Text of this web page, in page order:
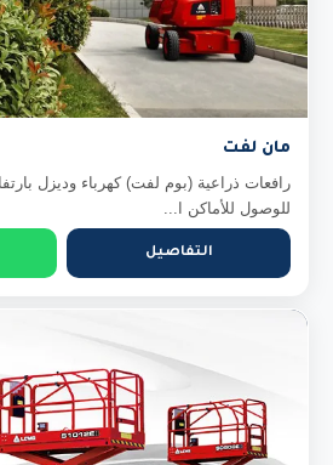
مان لفت
للوصول للأماكن ا...
التفاصيل